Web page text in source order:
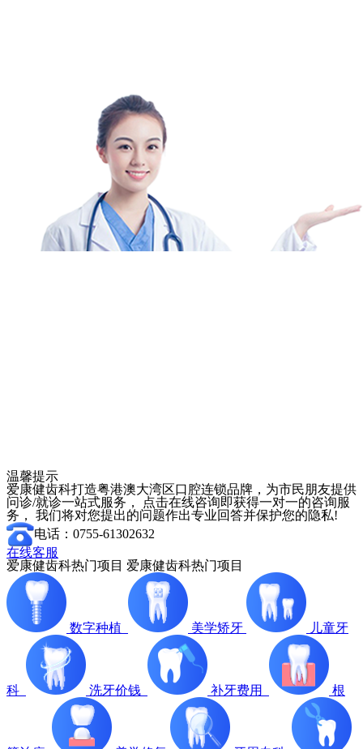
温馨提示
爱康健齿科打造粤港澳大湾区口腔连锁品牌，为市民朋友提供
问诊/就诊一站式服务， 点击在线咨询即获得一对一的咨询服
务， 我们将对您提出的问题作出专业回答并保护您的隐私!
电话：0755-61302632
在线客服
爱康健齿科热门项目 爱康健齿科热门项目
数字种植 美学矫牙 儿童牙
科 洗牙价钱 补牙费用 根